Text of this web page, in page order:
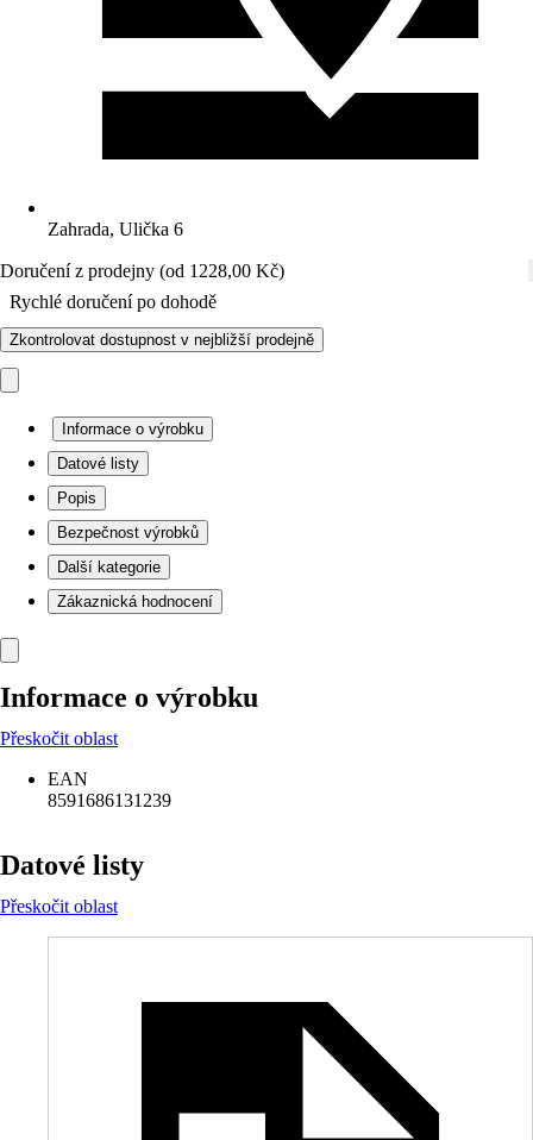
Zahrada, Ulička 6
Doručení z prodejny (od 1228,00 Kč)
Rychlé doručení po dohodě
Zkontrolovat dostupnost v nejbližší prodejně
Informace o výrobku
Datové listy
Popis
Bezpečnost výrobků
Další kategorie
Zákaznická hodnocení
Informace o výrobku
Přeskočit oblast
EAN
8591686131239
Datové listy
Přeskočit oblast